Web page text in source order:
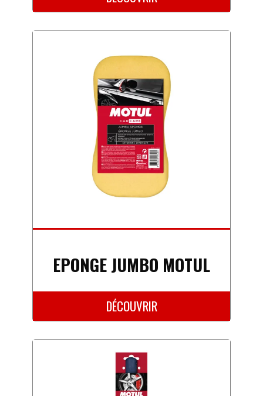
EPONGE JUMBO MOTUL
DÉCOUVRIR